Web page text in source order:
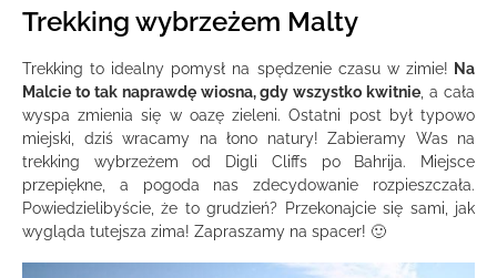
Trekking wybrzeżem Malty
Trekking to idealny pomysł na spędzenie czasu w zimie! Na
Malcie to tak naprawdę wiosna, gdy wszystko kwitnie , a cała
wyspa zmienia się w oazę zieleni. Ostatni post był typowo
miejski, dziś wracamy na łono natury! Zabieramy Was na
trekking wybrzeżem od Digli Cliffs po Bahrija. Miejsce
przepiękne, a pogoda nas zdecydowanie rozpieszczała.
Powiedzielibyście, że to grudzień? Przekonajcie się sami, jak
wygląda tutejsza zima! Zapraszamy na spacer! 🙂